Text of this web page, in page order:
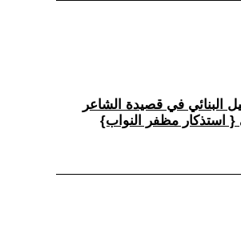
البنائي في قصيدة الشاعر
{ استذكار مظفر النواب}